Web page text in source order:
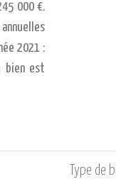
000 €.
2021 :
bien est
Type de